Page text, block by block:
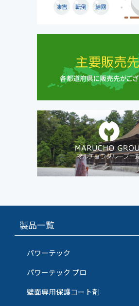
製品一覧
パワーテック
パワーテック プロ
壁面専用保護コート剤